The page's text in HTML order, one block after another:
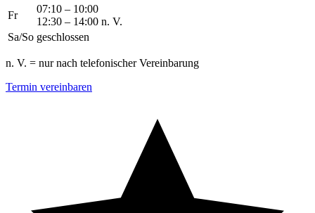
Fr
07:10 – 10:00
12:30 – 14:00 n. V.
Sa/So geschlossen
n. V. = nur nach telefonischer Vereinbarung
Termin vereinbaren